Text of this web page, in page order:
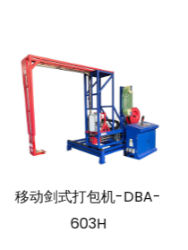
移动剑式打包机-DBA-
603H